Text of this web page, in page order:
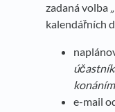
zadaná volba
kalendářních
e-mail